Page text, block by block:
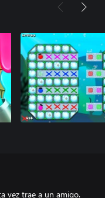
vez trae a un amigo.